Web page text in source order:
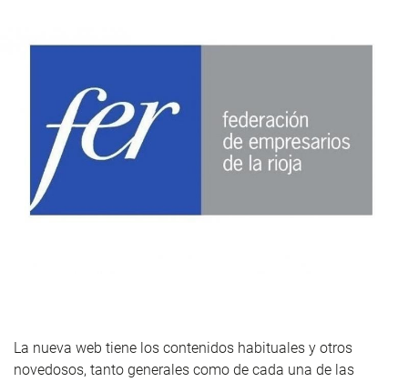
La nueva web tiene los contenidos habituales y otros
novedosos, tanto generales como de cada una de las